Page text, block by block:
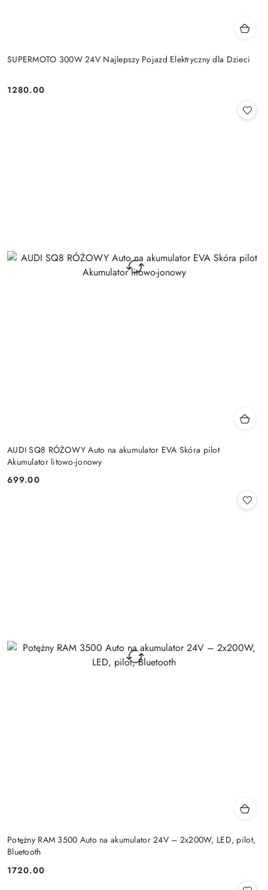
SUPERMOTO 300W 24V Najlepszy Pojazd Elektryczny dla Dzieci
Cena:
1280.00
AUDI SQ8 RÓŻOWY Auto na akumulator EVA Skóra pilot
Akumulator litowo-jonowy
Cena:
699.00
Potężny RAM 3500 Auto na akumulator 24V – 2x200W, LED, pilot,
Bluetooth
Cena:
1720.00